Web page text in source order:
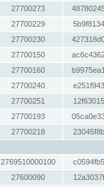
27700273
27700229
27700230
27700150
27700160
27700240
27700251
27700193
27700218
2769510000100
27600090